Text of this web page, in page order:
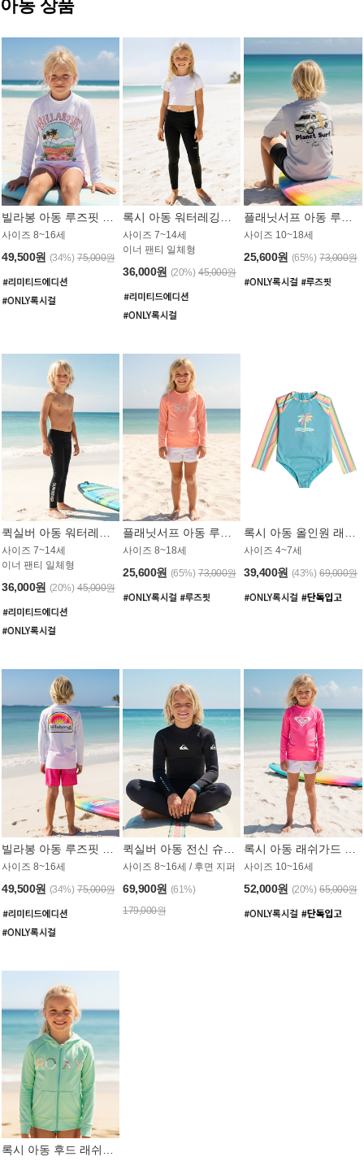
아동 상품
사이즈 8~16세
49,500원 (34%) 75,000원
사이즈 7~14세
이너 팬티 일체형
36,000원 (20%) 45,000원
사이즈 10~18세
25,600원 (65%) 73,000원
사이즈 7~14세
이너 팬티 일체형
36,000원 (20%) 45,000원
사이즈 8~18세
25,600원 (65%) 73,000원
사이즈 4~7세
39,400원 (43%) 69,000원
사이즈 8~16세
49,500원 (34%) 75,000원
사이즈 8~16세 / 후면 지퍼
69,900원 (61%)
179,000원
사이즈 10~16세
52,000원 (20%) 65,000원
록시 아동 후드 래쉬가드 GT764MRX